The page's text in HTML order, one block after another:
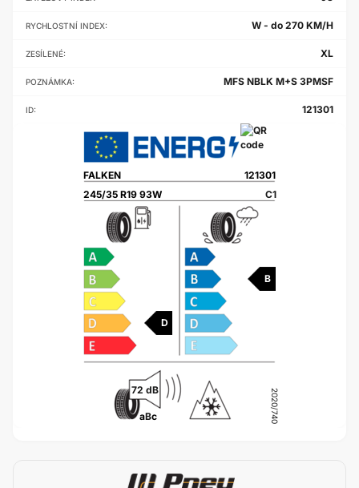
RYCHLOSTNÍ INDEX: W - do 270 KM/H
ZESÍLENÉ: XL
POZNÁMKA: MFS NBLK M+S 3PMSF
ID: 121301
245/35 R19 93W
FALKEN 121301
D
B
72 dB
C1
2020/740
aBc